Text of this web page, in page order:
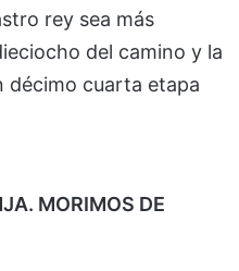
rey sea más
del camino y la
décimo cuarta etapa
MORIMOS DE